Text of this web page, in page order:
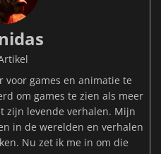
voor games en animatie te
om games te zien als meer
zijn levende verhalen. Mijn
in de werelden en verhalen
Nu zet ik me in om die